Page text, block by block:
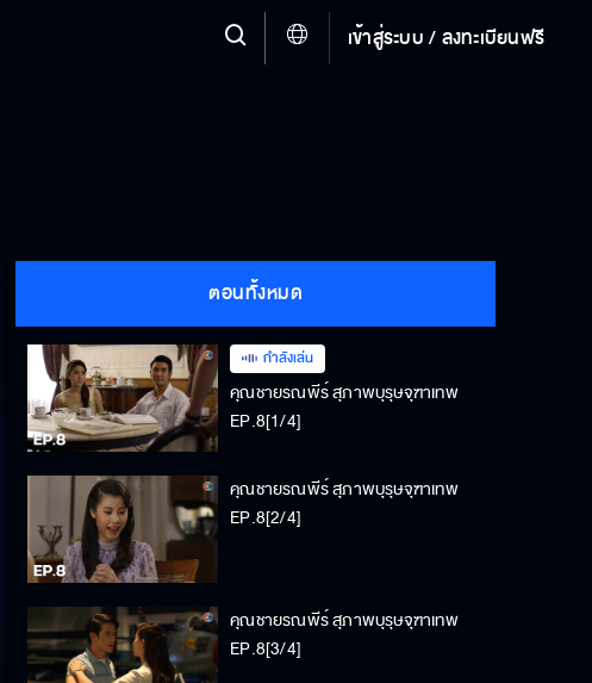
เข้าสู่ระบบ / ลงทะเบียนฟรี
ตอนทั้งหมด
กำลังเล่น
คุณชายรณพีร์ สุภาพบุรุษจุฑาเทพ
EP.8[1/4]
คุณชายรณพีร์ สุภาพบุรุษจุฑาเทพ
EP.8[2/4]
คุณชายรณพีร์ สุภาพบุรุษจุฑาเทพ
EP.8[3/4]